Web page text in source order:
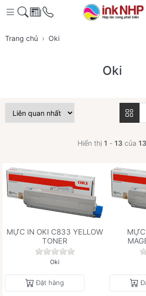
Trang chủ Oki
Oki
Hiển thị 1 - 13 của 13
MỰC IN OKI C833 YELLOW
TONER
Chưa có đánh giá nào cho
Oki
Đặt hàng